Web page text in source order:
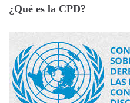
¿Qué es la CPD?